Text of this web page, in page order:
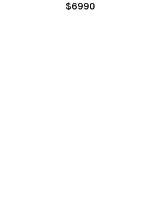
PRICE:
$6990